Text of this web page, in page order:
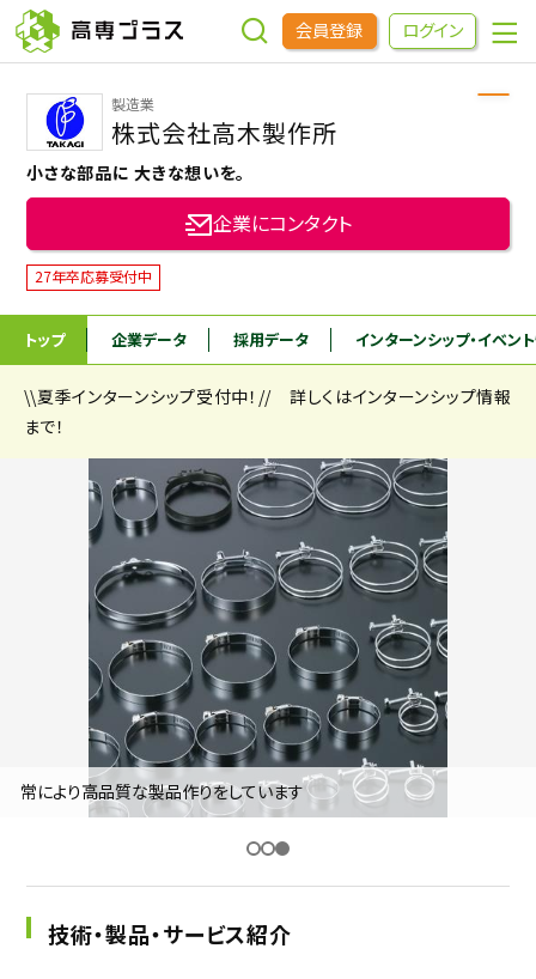
会員登録 ログイン
企業をさがす
進学先をさがす
インターンシップ・イベントをさがす
高専OBOGをさがす
高専生コミュニティ
めもらす
本科5年生・専攻科2年生向け 採用継続中の企業特集
製造業
株式会社高木製作所
小さな部品に 大きな想いを。
企業にコンタクト
27年卒応募受付中
トップ 企業データ 採用データ インターンシップ・イベン
\\夏季インターンシップ受付中！// 詳しくはインターンシップ情報
まで！
常により高品質な製品作りをしています
技術・製品・サービス紹介